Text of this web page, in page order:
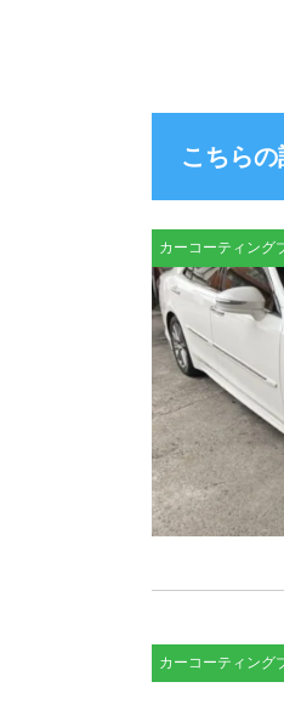
こちら
カーコーティング
カーコーティング